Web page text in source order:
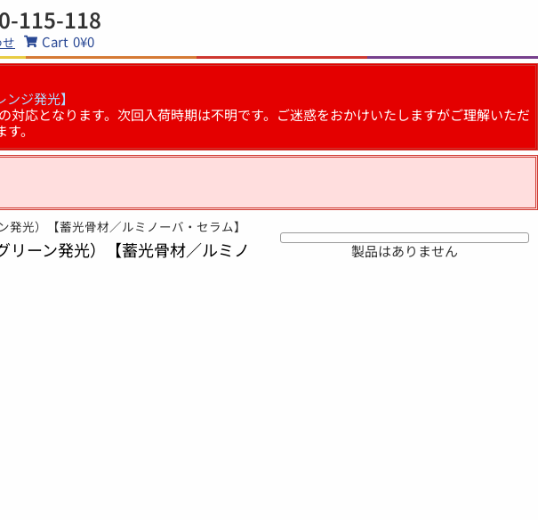
115-118
Cart 0¥0
ジ発光】
応となります。次回入荷時期は不明です。ご迷惑をおかけいたしますがご理解いただ
。
発光）【蓄光骨材／ルミノーバ・セラム】
リーン発光）【蓄光骨材／ルミノ
製品はありません